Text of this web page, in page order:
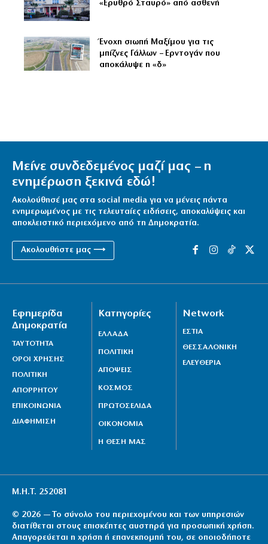
«Ερυθρό Σταυρό» από ασθενή
Ένοχη σιωπή Μαξίμου για τις
μπίζνες Γάλλων – Ερντογάν που
αποκάλυψε η «δ»
Μείνε συνδεδεμένος μαζί μας – η
ενημέρωση ξεκινά εδώ!
Ακολούθησέ μας στα social media για να μένεις πάντα
ενημερωμένος με τις τελευταίες ειδήσεις, αποκαλύψεις και
αποκλειστικό περιεχόμενο από τη Δημοκρατία.
Ακολουθήστε μας ⟶
Εφημερίδα
Δημοκρατία
ΤΑΥΤΟΤΗΤΑ
ΟΡΟΙ ΧΡΗΣΗΣ
ΠΟΛΙΤΙΚΗ
ΑΠΟΡΡΗΤΟΥ
ΕΠΙΚΟΙΝΩΝΙΑ
ΔΙΑΦΗΜΙΣΗ
Κατηγορίες
ΕΛΛΑΔΑ
ΠΟΛΙΤΙΚΗ
ΑΠΟΨΕΙΣ
ΚΟΣΜΟΣ
ΠΡΩΤΟΣΕΛΙΔΑ
ΟΙΚΟΝΟΜΙΑ
Η ΘΕΣΗ ΜΑΣ
Network
ΕΣΤΙΑ
ΘΕΣΣΑΛΟΝΙΚΗ
ΕΛΕΥΘΕΡΙΑ
Μ.Η.Τ. 252081
© 2026 — Το σύνολο του περιεχομένου και των υπηρεσιών
διατίθεται στους επισκέπτες αυστηρά για προσωπική χρήση.
Απαγορεύεται η χρήση ή επανεκπομπή του, σε οποιοδήποτε